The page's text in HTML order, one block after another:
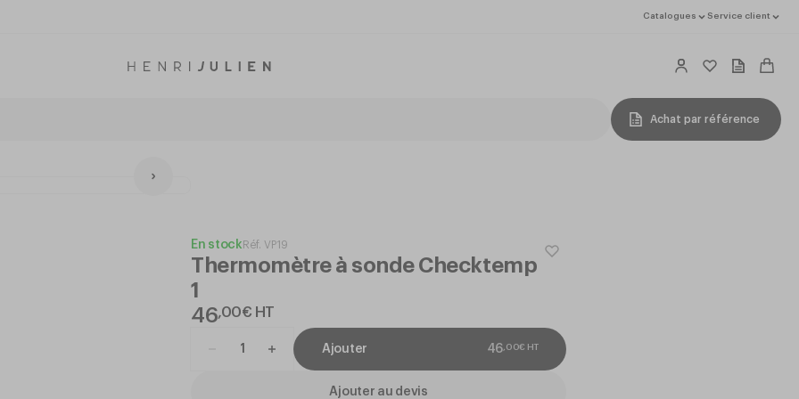
Catalogues Service client
Achat par référence
En stock Réf. VP19
Thermomètre à sonde Checktemp
1
46,00€ HT
Ajouter 46 00€ HT
Ajouter au devis